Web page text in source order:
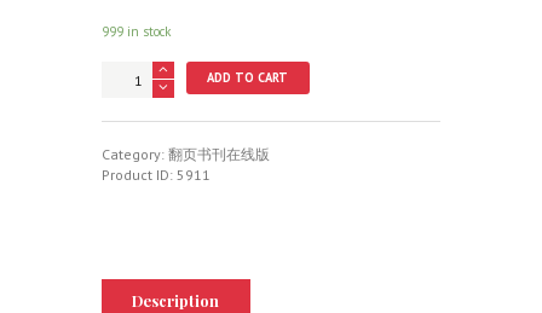
999 in stock
远
践
ADD TO CART
Category: 翻页书刊在线版
Product ID: 5911
Description